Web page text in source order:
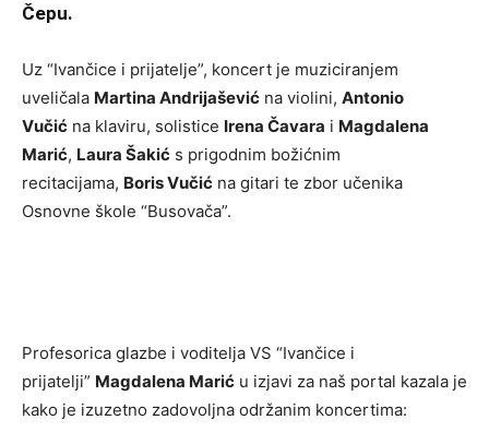
Čepu.
Uz “Ivančice i prijatelje”, koncert je muziciranjem
uveličala Martina Andrijašević na violini, Antonio
Vučić na klaviru, solistice Irena Čavara i Magdalena
Marić, Laura Šakić s prigodnim božićnim
recitacijama, Boris Vučić na gitari te zbor učenika
Osnovne škole “Busovača”.
Profesorica glazbe i voditelja VS “Ivančice i
prijatelji” Magdalena Marić u izjavi za naš portal kazala je
kako je izuzetno zadovoljna održanim koncertima: